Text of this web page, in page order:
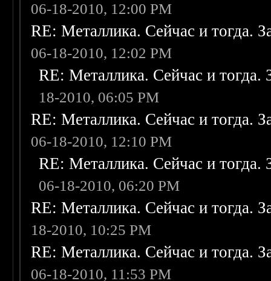
06-18-2010, 12:00 PM
RE: Металлика. Сейчас и тогда.
06-18-2010, 12:02 PM
RE: Металлика. Сейчас и
18-2010, 06:05 PM
RE: Металлика. Сейчас и тогда.
06-18-2010, 12:10 PM
RE: Металлика. Сейчас и
06-18-2010, 06:20 PM
RE: Металлика. Сейчас и тогда.
18-2010, 10:25 PM
RE: Металлика. Сейчас и тогда.
06-18-2010, 11:53 PM